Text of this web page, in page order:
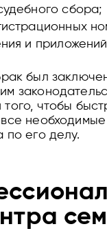
сбора;
и
был
чтобы
по его делу.